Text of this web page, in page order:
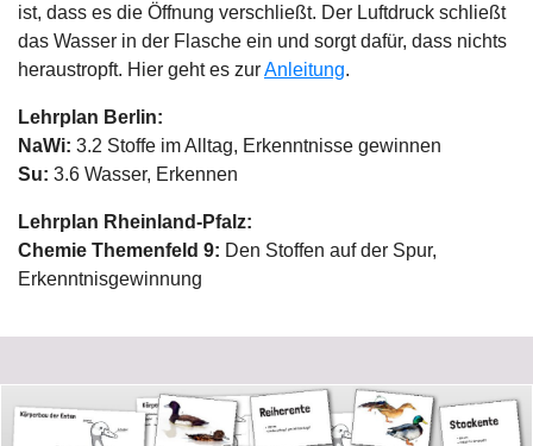
ist, dass es die Öffnung verschließt. Der Luftdruck schließt
das Wasser in der Flasche ein und sorgt dafür, dass nichts
heraustropft. Hier geht es zurAnleitung.
Lehrplan Berlin:
NaWi: 3.2 Stoffe im Alltag, Erkenntnisse gewinnen
Su: 3.6 Wasser, Erkennen
Lehrplan Rheinland-Pfalz:
Chemie Themenfeld 9: Den Stoffen auf der Spur,
Erkenntnisgewinnung